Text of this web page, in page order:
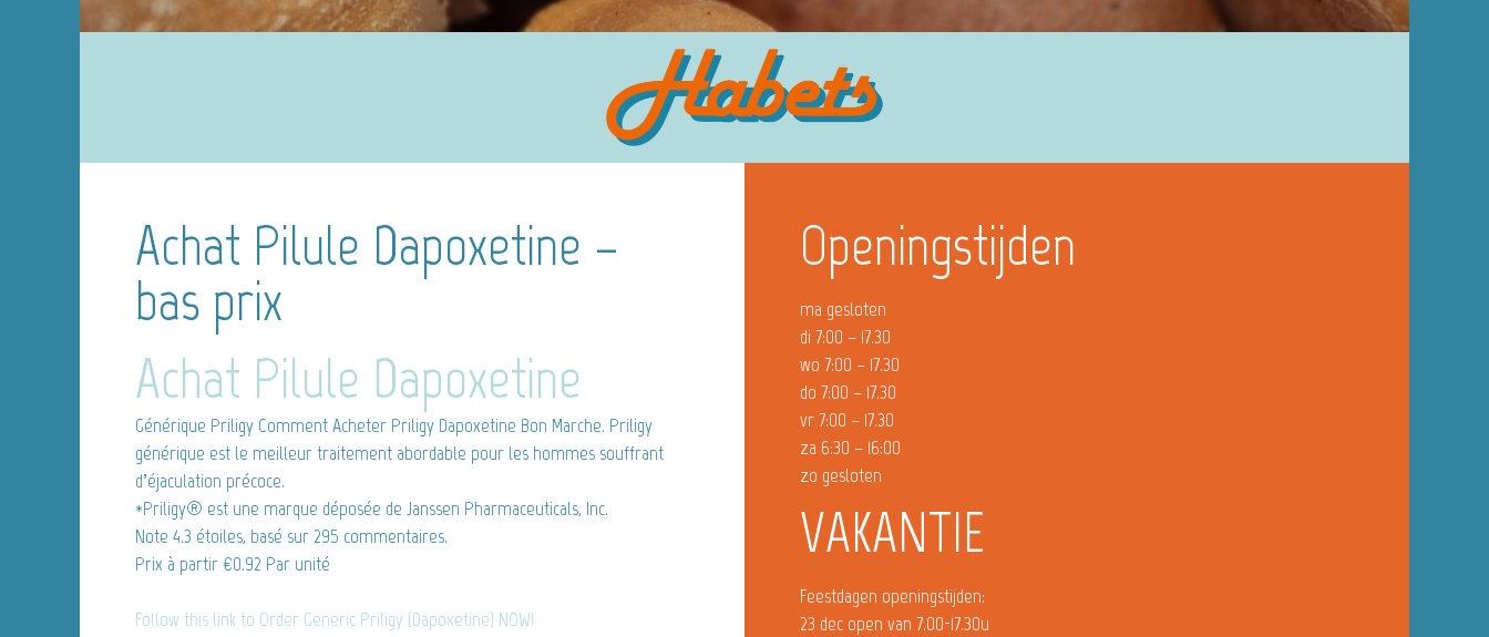
Achat Pilule Dapoxetine –
bas prix
Achat Pilule Dapoxetine
Générique Priligy Comment Acheter Priligy Dapoxetine Bon Marche. Priligy
générique est le meilleur traitement abordable pour les hommes souffrant
d’éjaculation précoce.
*Priligy® est une marque déposée de Janssen Pharmaceuticals, Inc.
Note 4.3 étoiles, basé sur295 commentaires.
Prix à partir€0.92 Par unité
Follow this link to Order Generic Priligy (Dapoxetine) NOW!
Openingstijden
ma gesloten
di 7:00 – 17.30
wo 7:00 – 17.30
do 7:00 – 17.30
vr 7:00 – 17.30
za 6:30 – 16:00
zo gesloten
VAKANTIE
Feestdagen openingstijden:
23 dec open van 7.00-17.30u